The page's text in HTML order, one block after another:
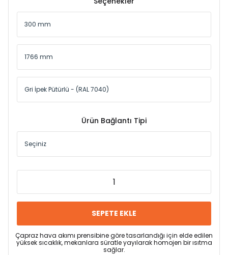
Ürün Bağlantı Tipi
SEPETE EKLE
Çapraz hava akımı prensibine göre tasarlandığı için elde edilen
yüksek sıcaklık, mekanlara süratle yayılarak homojen bir ısıtma
sağlar.